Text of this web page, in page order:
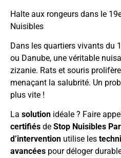
Halte aux rongeurs dans le
Nuisibles
Dans les quartiers vivants du
ou Danube, une véritable
zizanie. Rats et souris
menaçant la salubrité. Un
plus vite !
La solution idéale ? Faire
certifiés de Stop Nuisibles
d’intervention utilise les
avancées pour déloger